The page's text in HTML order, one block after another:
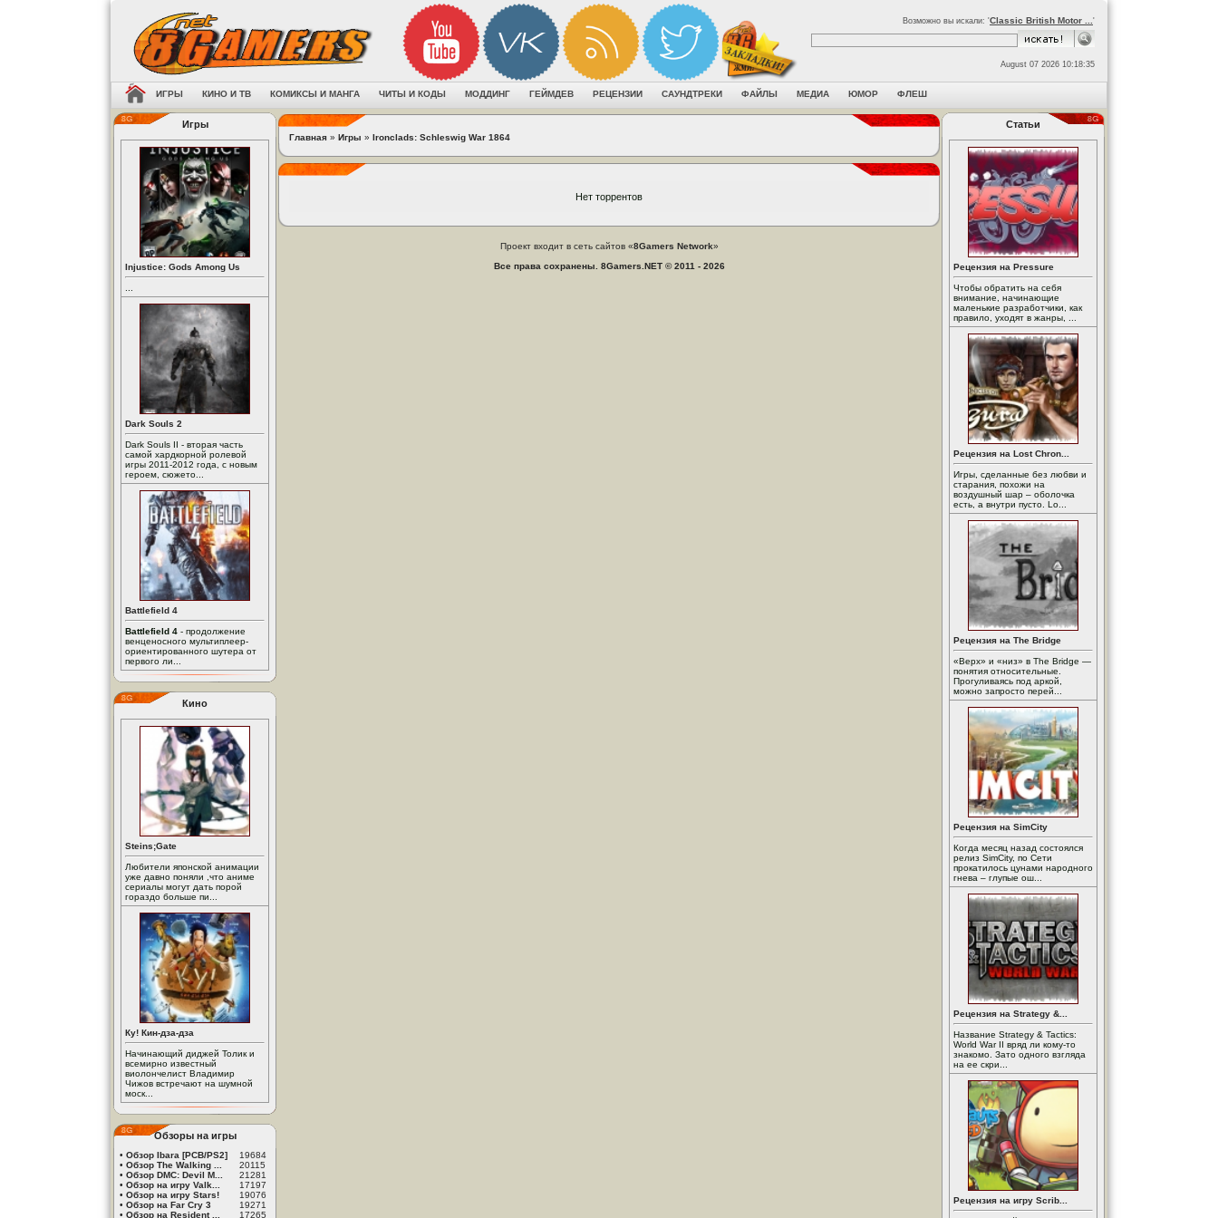
Возможно вы искали: 'Classic British Motor ... '
August 07 2026 10:18:35
ИГРЫ КИНО И ТВ КОМИКСЫ И МАНГА ЧИТЫ И КОДЫ МОДДИНГ ГЕЙМДЕВ РЕЦЕНЗИИ САУНДТРЕКИ ФАЙЛЫ МЕДИА ЮМОР ФЛЕШ
Игры
Injustice: Gods Among Us
Dark Souls 2
Dark Souls II - вторая часть
самой хардкорной ролевой
игры 2011-2012 года, с новым
героем, сюжето...
Battlefield 4
Battlefield 4 - продолжение
венценосного мультиплеер-
ориентированного шутера от
первого ли...
Кино
Steins;Gate
Любители японской анимации
уже давно поняли ,что аниме
сериалы могут дать порой
гораздо больше пи...
Ку! Кин-дза-дза
Начинающий диджей Толик и
всемирно известный
виолончелист Владимир
Чижов встречают на шумной
моск...
Обзоры на игры
• Обзор Ibara [PCB/PS2]
19684
• Обзор The Walking ...
20115
• Обзор DMC: Devil M...
21281
• Обзор на игру Valk...
17197
• Обзор на игру Stars!
19076
• Обзор на Far Cry 3
19271
• Обзор на Resident ... 17265
Главная » Игры » Ironclads: Schleswig War 1864
Нет торрентов
Проект входит в сеть сайтов «8Gamers Network»
Все права сохранены. 8Gamers.NET © 2011 - 2026
Статьи
Рецензия на Pressure
Чтобы обратить на себя
внимание, начинающие
маленькие разработчики, как
правило, уходят в жанры, ...
Рецензия на Lost Chron...
Игры, сделанные без любви и
старания, похожи на
воздушный шар – оболочка
есть, а внутри пусто. Lo...
Рецензия на The Bridge
«Верх» и «низ» в The Bridge —
понятия относительные.
Прогуливаясь под аркой,
можно запросто перей...
Рецензия на SimCity
Когда месяц назад состоялся
релиз SimCity, по Сети
прокатилось цунами народного
гнева – глупые ош...
Рецензия на Strategy &...
Название Strategy & Tactics:
World War II вряд ли кому-то
знакомо. Зато одного взгляда
на ее скри...
Рецензия на игру Scrib...